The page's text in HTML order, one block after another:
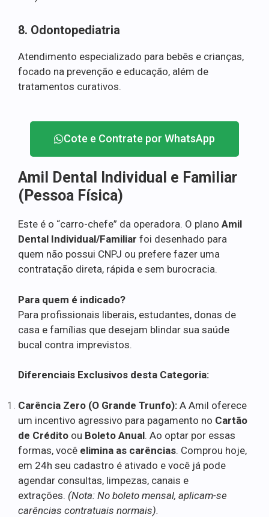
8. Odontopediatria
Atendimento especializado para bebês e crianças,
focado na prevenção e educação, além de
tratamentos curativos.
Cote e Contrate por WhatsApp
Amil Dental Individual e Familiar
(Pessoa Física)
Este é o “carro-chefe” da operadora. O plano Amil
Dental Individual/Familiar foi desenhado para
quem não possui CNPJ ou prefere fazer uma
contratação direta, rápida e sem burocracia.
Para quem é indicado?
Para profissionais liberais, estudantes, donas de
casa e famílias que desejam blindar sua saúde
bucal contra imprevistos.
Diferenciais Exclusivos desta Categoria:
Carência Zero (O Grande Trunfo): A Amil oferece
um incentivo agressivo para pagamento no Cartão
de Crédito ou Boleto Anual. Ao optar por essas
formas, você elimina as carências. Comprou hoje,
em 24h seu cadastro é ativado e você já pode
agendar consultas, limpezas, canais e
extrações. (Nota: No boleto mensal, aplicam-se
carências contratuais normais).